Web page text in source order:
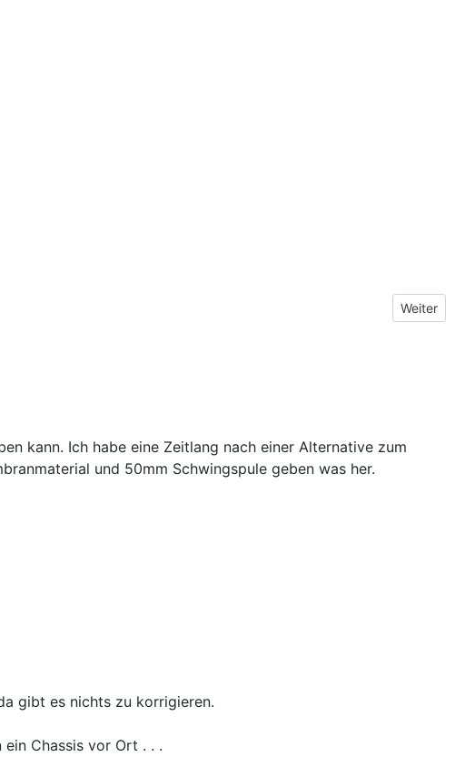
Nächster
Weiter
kann. Ich habe eine Zeitlang nach einer Alternative zum
und 50mm Schwingspule geben was her.
gibt es nichts zu korrigieren.
Chassis vor Ort . . .